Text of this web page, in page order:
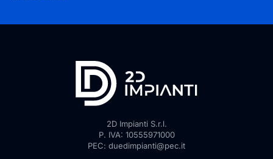
2D Impianti S.r.l.
P. IVA: 10555971000
PEC: duedimpianti@pec.it